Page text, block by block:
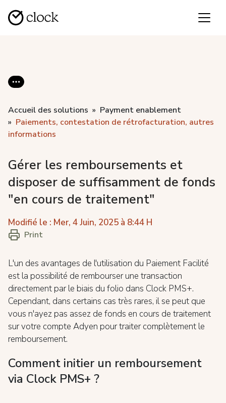
Accueil des solutions
Payment enablement
Paiements, contestation de rétrofacturation, autres
informations
Gérer les remboursements et
disposer de suffisamment de fonds
"en cours de traitement"
Modifié le : Mer, 4 Juin, 2025 à 8:44 H
Print
L'un des avantages de l'utilisation du Paiement Facilité
est la possibilité de rembourser une transaction
directement par le biais du folio dans Clock PMS+.
Cependant, dans certains cas très rares, il se peut que
vous n'ayez pas assez de fonds en cours de traitement
sur votre compte Adyen pour traiter complètement le
remboursement.
Comment initier un remboursement
via Clock PMS+ ?